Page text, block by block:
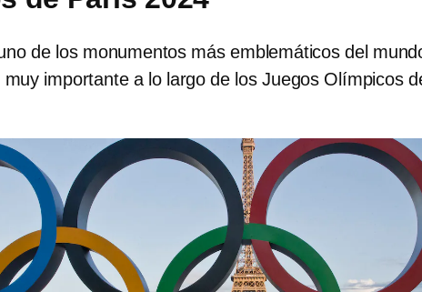
de los monumentos más emblemáticos del
importante a lo largo de los Juegos Olímpicos